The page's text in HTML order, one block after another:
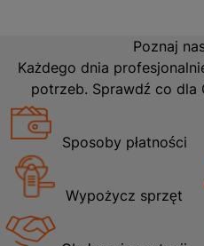
Poznaj
Każdego dnia
potrzeb. Sprawdź co dla
Sposoby płatności
Wypożycz sprzęt